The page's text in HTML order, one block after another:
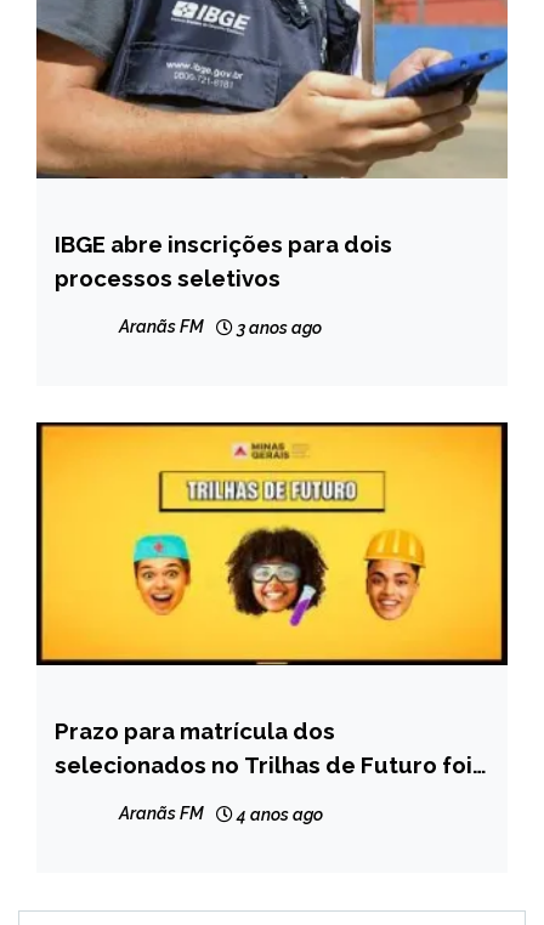
CAPELINHA
MINAS
IBGE abre inscrições para dois
processos seletivos
Aranãs FM 3 anos ago
MINAS
GERAIS
NOTÍCIAS
Prazo para matrícula dos
selecionados no Trilhas de Futuro foi
Aranãs FM 4 anos ago